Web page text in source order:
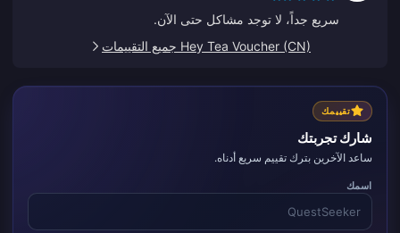
سريع جداً، لا توجد مشاكل حتى الآن.
Hey Tea Voucher (CN) جميع التقييمات
تقييمك
شارك تجربتك
ساعد الآخرين بترك تقييم سريع أدناه.
اسمك